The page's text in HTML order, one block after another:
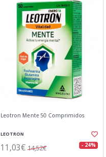
Leotron Mente 50 Comprimidos
LEOTRON
11,03€ 14,52€ - 24%